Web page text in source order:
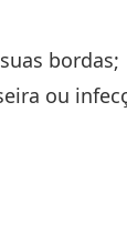
bordas;
ou